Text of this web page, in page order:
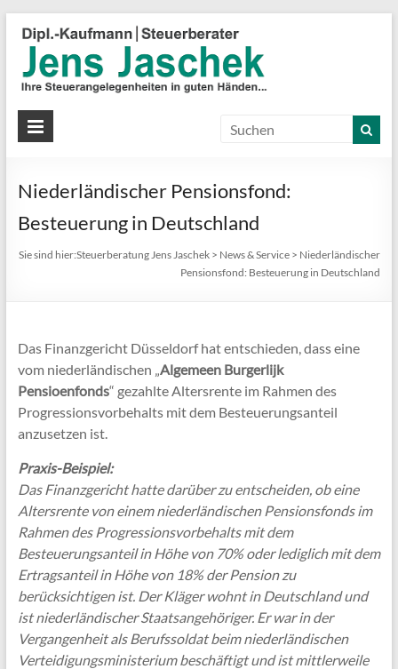
Niederländischer Pensionsfond:
Besteuerung in Deutschland
Sie sind hier:Steuerberatung Jens Jaschek > News & Service > Niederländischer
Pensionsfond: Besteuerung in Deutschland
Das Finanzgericht Düsseldorf hat entschieden, dass eine
vom niederländischen „Algemeen Burgerlijk
Pensioenfonds“ gezahlte Altersrente im Rahmen des
Progressionsvorbehalts mit dem Besteuerungsanteil
anzusetzen ist.
Praxis-Beispiel:
Das Finanzgericht hatte darüber zu entscheiden, ob eine
Altersrente von einem niederländischen Pensionsfonds im
Rahmen des Progressionsvorbehalts mit dem
Besteuerungsanteil in Höhe von 70% oder lediglich mit dem
Ertragsanteil in Höhe von 18% der Pension zu
berücksichtigen ist. Der Kläger wohnt in Deutschland und
ist niederländischer Staatsangehöriger. Er war in der
Vergangenheit als Berufssoldat beim niederländischen
Verteidigungsministerium beschäftigt und ist mittlerweile